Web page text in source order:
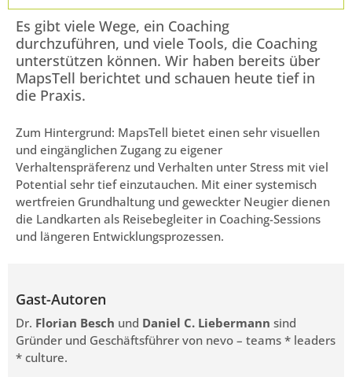
Es gibt viele Wege, ein Coaching
durchzuführen, und viele Tools, die Coaching
unterstützen können. Wir haben bereits über
MapsTell berichtet und schauen heute tief in
die Praxis.
Zum Hintergrund: MapsTell bietet einen sehr visuellen
und eingänglichen Zugang zu eigener
Verhaltenspräferenz und Verhalten unter Stress mit viel
Potential sehr tief einzutauchen. Mit einer systemisch
wertfreien Grundhaltung und geweckter Neugier dienen
die Landkarten als Reisebegleiter in Coaching-Sessions
und längeren Entwicklungsprozessen.
Gast-Autoren
Dr. Florian Besch und Daniel C. Liebermann sind
Gründer und Geschäftsführer von nevo – teams * leaders
* culture.